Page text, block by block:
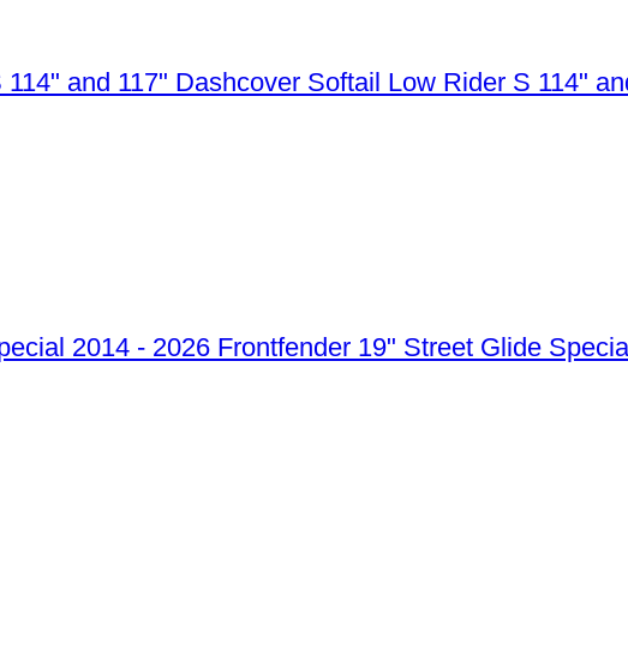
Dashcover Softail Low Rider S 114"
Frontfender 19" Street Glide